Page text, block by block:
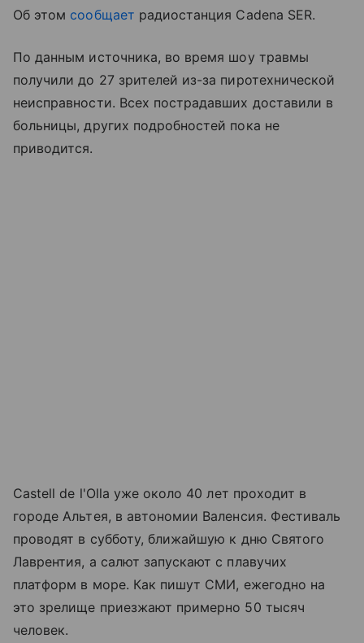
Об этом сообщает радиостанция Cadena SER.
По данным источника, во время шоу травмы
получили до 27 зрителей из-за пиротехнической
неисправности. Всех пострадавших доставили в
больницы, других подробностей пока не
приводится.
Castell de l'Olla уже около 40 лет проходит в
городе Альтея, в автономии Валенсия. Фестиваль
проводят в субботу, ближайшую к дню Святого
Лаврентия, а салют запускают с плавучих
платформ в море. Как пишут СМИ, ежегодно на
это зрелище приезжают примерно 50 тысяч
человек.